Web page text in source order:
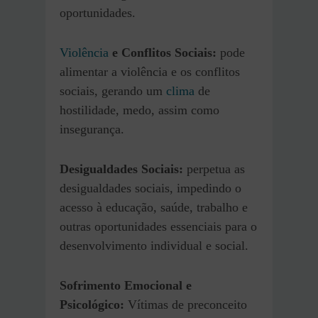
oportunidades.
Violência e Conflitos Sociais: pode
alimentar a violência e os conflitos
sociais, gerando um clima de
hostilidade, medo, assim como
insegurança.
Desigualdades Sociais: perpetua as
desigualdades sociais, impedindo o
acesso à educação, saúde, trabalho e
outras oportunidades essenciais para o
desenvolvimento individual e social.
Sofrimento Emocional e
Psicológico: Vítimas de preconceito